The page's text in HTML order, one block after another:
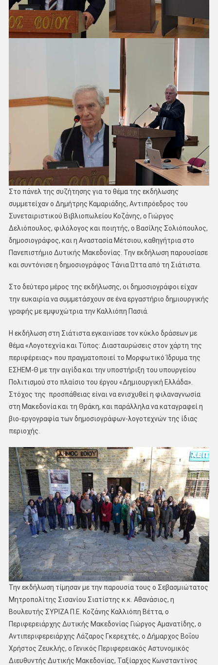
Στο πάνελ της συζήτησης για το θέμα της εκδήλωσης
συμμετείχαν ο Δημήτρης Καμαριάδης, Αντιπρόεδρος του
Συνεταιριστικού Βιβλιοπωλείου Κοζάνης, ο Γιώργος
Δελιόπουλος, φιλόλογος και ποιητής, ο Βασίλης Σολιόπουλος,
δημοσιογράφος, και η Αναστασία Μέτσιου, καθηγήτρια στο
Πανεπιστήμιο Δυτικής Μακεδονίας. Την εκδήλωση παρουσίασε
και συντόνισε η δημοσιογράφος Τάνια Ώττα από τη Σιάτιστα.
Στο δεύτερο μέρος της εκδήλωσης, οι δημοσιογράφοι είχαν
την ευκαιρία να συμμετάσχουν σε ένα εργαστήριο δημιουργικής
γραφής με εμψυχώτρια την Καλλιόπη Πασιά.
Η εκδήλωση στη Σιάτιστα εγκαινίασε τον κύκλο δράσεων με
θέμα «Λογοτεχνία και Τύπος: Διασταυρώσεις στον χάρτη της
περιφέρειας» που πραγματοποιεί το Μορφωτικό Ίδρυμα της
ΕΣΗΕΜ-Θ με την αιγίδα και την υποστήριξη του υπουργείου
Πολιτισμού στο πλαίσιο του έργου «Δημιουργική Ελλάδα».
Στόχος της προσπάθειας είναι να ενισχυθεί η φιλαναγνωσία
στη Μακεδονία και τη Θράκη, και παράλληλα να καταγραφεί η
βιο-εργογραφία των δημοσιογράφων-λογοτεχνών της ίδιας
περιοχής.
Την εκδήλωση τίμησαν με την παρουσία τους ο Σεβασμιώτατος
Μητροπολίτης Σισανίου Σιατίστης κ.κ. Αθανάσιος, η
Βουλευτής ΣΥΡΙΖΑ Π.Ε. Κοζάνης Καλλιόπη Βέττα, ο
Περιφερειάρχης Δυτικής Μακεδονίας Γιώργος Αμανατίδης, ο
Αντιπεριφερειάρχης Λάζαρος Γκερεχτές, ο Δήμαρχος Βοΐου
Χρήστος Ζευκλής, ο Γενικός Περιφερειακός Αστυνομικός
Διευθυντής Δυτικής Μακεδονίας, Ταξίαρχος Κωνσταντίνος